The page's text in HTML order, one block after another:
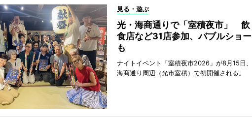
見る・遊ぶ
光・海商通りで「室積夜市」 飲
食店など31店参加、バブルショー
も
ナイトイベント「室積夜市2026」が8月15日、
海商通り周辺（光市室積）で初開催される。